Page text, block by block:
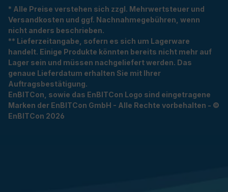
* Alle Preise verstehen sich zzgl. Mehrwertsteuer und
Versandkosten und ggf. Nachnahmegebühren, wenn
nicht anders beschrieben.
** Lieferzeitangabe, sofern es sich um Lagerware
handelt. Einige Produkte könnten bereits nicht mehr auf
Lager sein und müssen nachgeliefert werden. Das
genaue Lieferdatum erhalten Sie mit Ihrer
Auftragsbestätigung.
EnBITCon, sowie das EnBITCon Logo sind eingetragene
Marken der EnBITCon GmbH - Alle Rechte vorbehalten - ©
EnBITCon 2026